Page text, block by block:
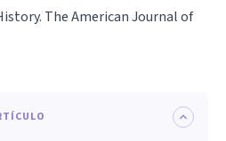
The American Journal of